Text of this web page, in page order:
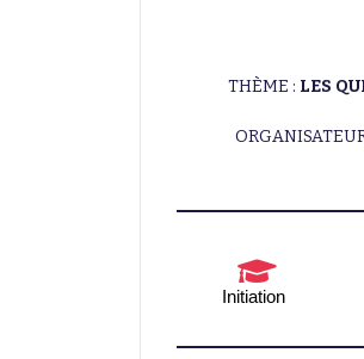
THÈME : LES
Initiation